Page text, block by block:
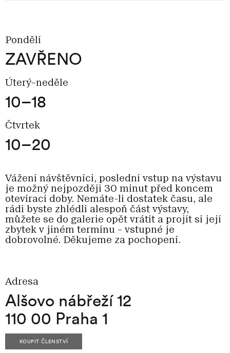
Pondělí
ZAVŘENO
Úterý–neděle
10–18
Čtvrtek
10–20
Vážení návštěvníci, poslední vstup na výstavu
je možný nejpozději 30 minut před koncem
otevírací doby. Nemáte-li dostatek času, ale
rádi byste zhlédli alespoň část výstavy,
můžete se do galerie opět vrátit a projít si její
zbytek v jiném termínu – vstupné je
dobrovolné. Děkujeme za pochopení.
Adresa
Alšovo nábřeží 12
110 00 Praha 1
KOUPIT ČLENSTVÍ